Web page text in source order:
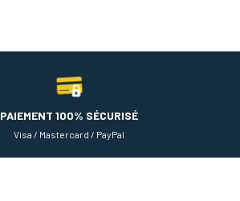
PAIEMENT 100% SÉCURISÉ
Visa / Mastercard / PayPal